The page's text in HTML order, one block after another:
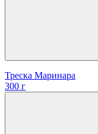
Треска Маринара
300 г